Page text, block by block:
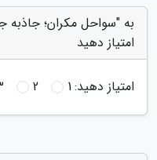
به "سواحل مکران؛ جاذبه
امتیاز دهید
امتیاز دهید:1
2